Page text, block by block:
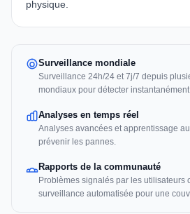
physique.
Surveillance mondiale
Surveillance 24h/24 et 7j/7 depuis
mondiaux pour détecter
Analyses en temps réel
Analyses avancées et apprentissage
prévenir les pannes.
Rapports de la communauté
Problèmes signalés par les utilisateurs
surveillance automatisée pour une